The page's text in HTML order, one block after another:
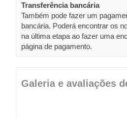
Transferência bancária
Também pode fazer um
bancária. Poderá encontrar os
na última etapa ao fazer uma
página de pagamento.
Galeria e avaliações